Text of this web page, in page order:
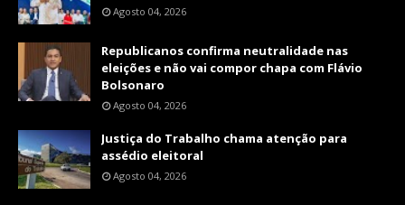
Agosto 04, 2026
Republicanos confirma neutralidade nas
eleições e não vai compor chapa com Flávio
Bolsonaro
Agosto 04, 2026
Justiça do Trabalho chama atenção para
assédio eleitoral
Agosto 04, 2026